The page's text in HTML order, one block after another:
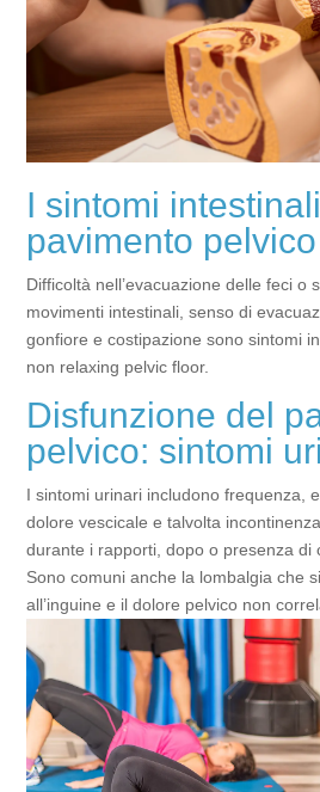
I sintomi
pavimento
Difficoltà nell’evacuazione delle feci o
movimenti intestinali, senso di
gonfiore e costipazione sono sintomi
non relaxing pelvic floor.
Disfunzione del
pelvico: sintomi
I sintomi urinari includono frequenza,
dolore vescicale e talvolta
durante i rapporti, dopo o presenza di
Sono comuni anche la lombalgia che
all’inguine e il dolore pelvico non